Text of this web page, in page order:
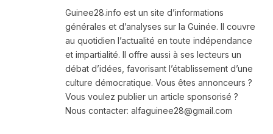
Guinee28.info est un site d’informations
générales et d’analyses sur la Guinée. Il couvre
au quotidien l’actualité en toute indépendance
et impartialité. Il offre aussi à ses lecteurs un
débat d’idées, favorisant l’établissement d’une
culture démocratique. Vous êtes annonceurs ?
Vous voulez publier un article sponsorisé ?
Nous contacter: alfaguinee28@gmail.com